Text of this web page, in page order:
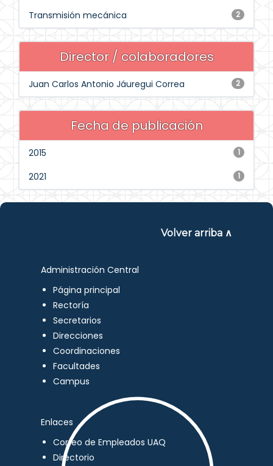
2
Transmisión mecánica
Director / colaboradores
2
Juan Carlos Antonio Jáuregui Correa
Fecha de publicación
1
2015
1
2021
Volver arriba ∧
Administración Central
Página principal
Rectoría
Secretarios
Direcciones
Coordinaciones
Facultades
Campus
Enlaces
Correo de Empleados UAQ
Directorio